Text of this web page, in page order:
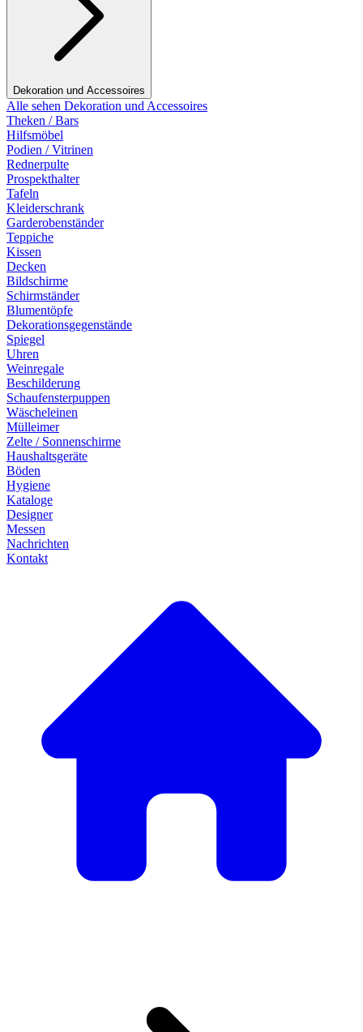
Dekoration und Accessoires
Alle sehen Dekoration und Accessoires
Theken / Bars
Hilfsmöbel
Podien / Vitrinen
Rednerpulte
Prospekthalter
Tafeln
Kleiderschrank
Garderobenständer
Teppiche
Kissen
Decken
Bildschirme
Schirmständer
Blumentöpfe
Dekorationsgegenstände
Spiegel
Uhren
Weinregale
Beschilderung
Schaufensterpuppen
Wäscheleinen
Mülleimer
Zelte / Sonnenschirme
Haushaltsgeräte
Böden
Hygiene
Kataloge
Designer
Messen
Nachrichten
Kontakt